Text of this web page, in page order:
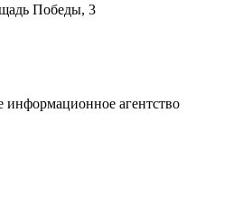
Победы, 3
агентство